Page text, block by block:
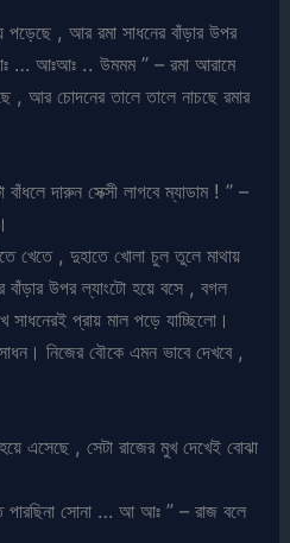
পড়েছে , আর রমা সাধনের বাঁড়ার উপর
… আঃআঃ .. উমমম ” – রমা আরামে
, আর চোদনের তালে তালে নাচছে রমার
দারুন সেক্সী লাগবে ম্যাডাম ! ” –
খেতে , দুহাতে খোলা চুল তুলে মাথায়
উপর ল্যাংটো হয়ে বসে , বগল
সাধনেরই প্রায় মাল পড়ে যাচ্ছিলো।
নিজের বৌকে এমন ভাবে দেখবে ,
এসেছে , সেটা রাজের মুখ দেখেই বোঝা
পারছিনা সোনা … আ আঃ ” – রাজ বলে